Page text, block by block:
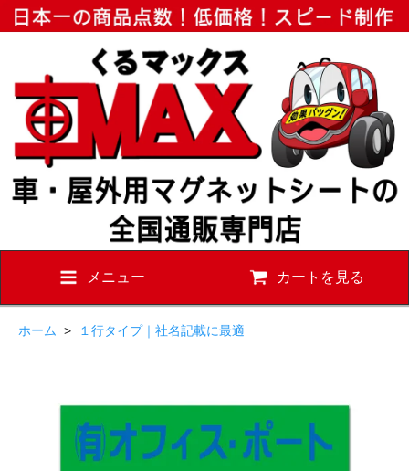
メニュー カートを見る
ホーム > １行タイプ｜社名記載に最適